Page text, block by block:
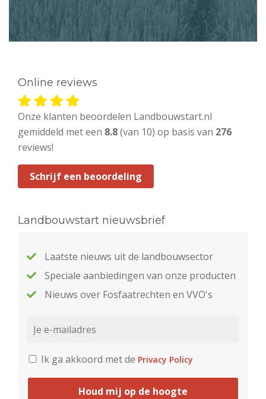
Online reviews
Onze klanten beoordelen Landbouwstart.nl
gemiddeld met een 8.8(van 10) op basis van 276
reviews!
Schrijf een beoordeling
Landbouwstart nieuwsbrief
Laatste nieuws uit de landbouwsector
Speciale aanbiedingen van onze producten
Nieuws over Fosfaatrechten en VVO's
Ik ga akkoord met de Privacy Policy
Houd mij op de hoogte